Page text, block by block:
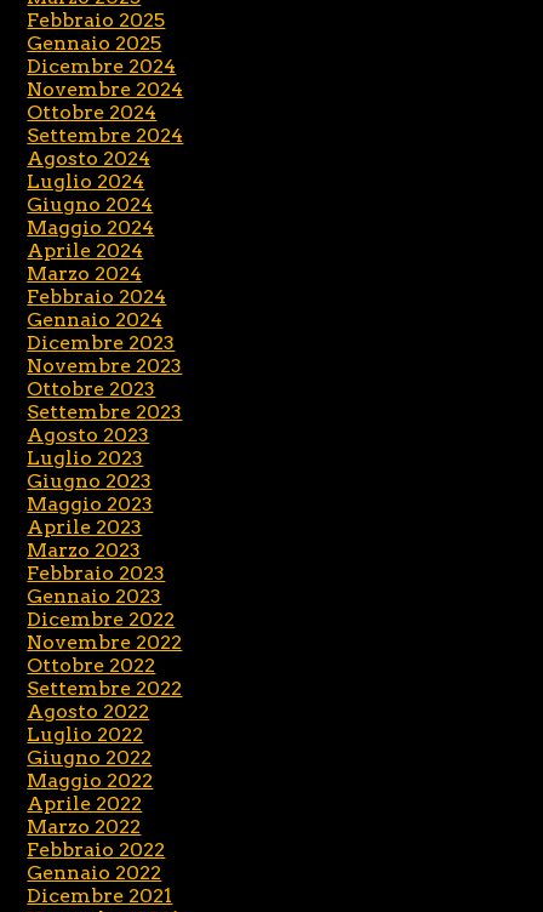
Febbraio 2025
Gennaio 2025
Dicembre 2024
Novembre 2024
Ottobre 2024
Settembre 2024
Agosto 2024
Luglio 2024
Giugno 2024
Maggio 2024
Aprile 2024
Marzo 2024
Febbraio 2024
Gennaio 2024
Dicembre 2023
Novembre 2023
Ottobre 2023
Settembre 2023
Agosto 2023
Luglio 2023
Giugno 2023
Maggio 2023
Aprile 2023
Marzo 2023
Febbraio 2023
Gennaio 2023
Dicembre 2022
Novembre 2022
Ottobre 2022
Settembre 2022
Agosto 2022
Luglio 2022
Giugno 2022
Maggio 2022
Aprile 2022
Marzo 2022
Febbraio 2022
Gennaio 2022
Dicembre 2021